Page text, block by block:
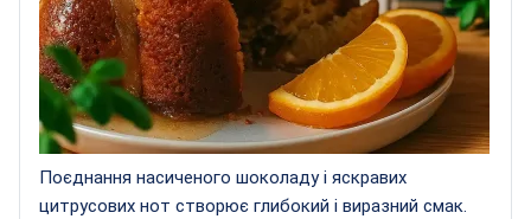
Поєднання насиченого шоколаду і яскравих
цитрусових нот створює глибокий і виразний смак.